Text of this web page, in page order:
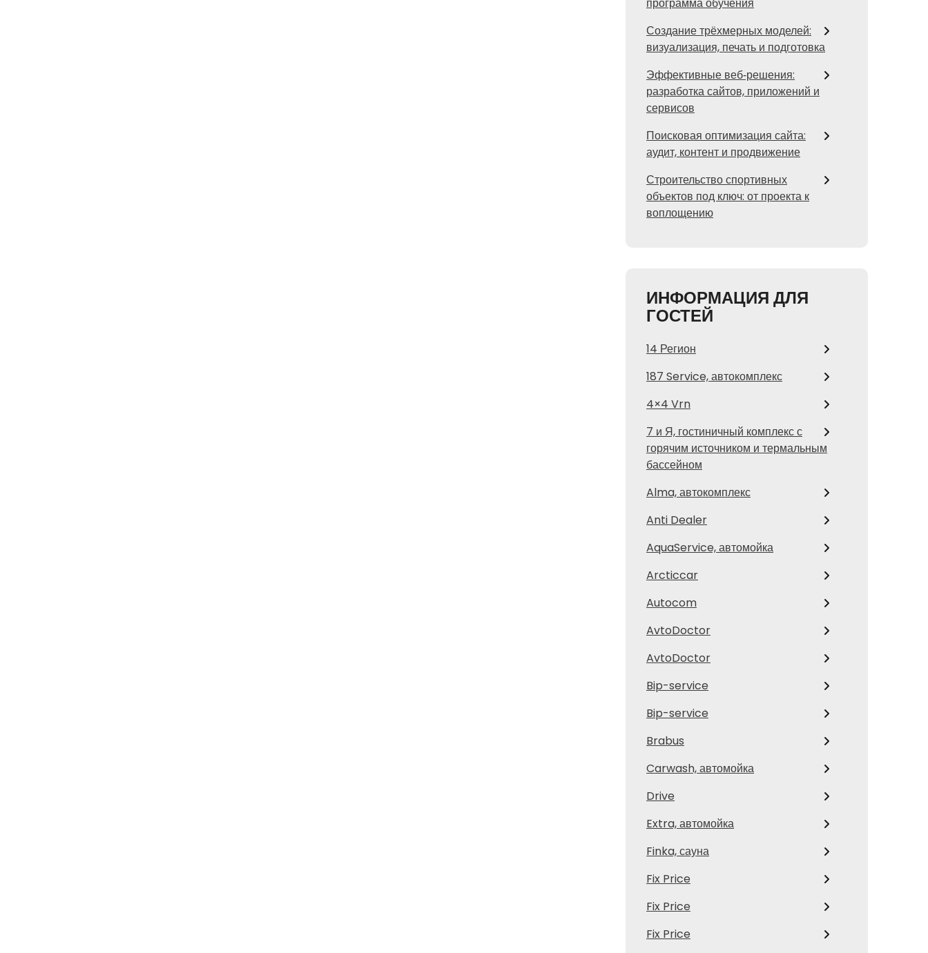
Создание трёхмерных моделей:
визуализация, печать и подготовка
Эффективные веб‑решения:
разработка сайтов, приложений и
сервисов
Поисковая оптимизация сайта:
аудит, контент и продвижение
Строительство спортивных
объектов под ключ: от проекта к
воплощению
ИНФОРМАЦИЯ ДЛЯ
ГОСТЕЙ
14 Регион
187 Service, автокомплекс
4×4 Vrn
7 и Я, гостиничный комплекс с
горячим источником и термальным
бассейном
Alma, автокомплекс
Anti Dealer
AquaService, автомойка
Arcticcar
Autocom
AvtoDoctor
AvtoDoctor
Bip-service
Bip-service
Brabus
Carwash, автомойка
Drive
Extra, автомойка
Finka, сауна
Fix Price
Fix Price
Fix Price